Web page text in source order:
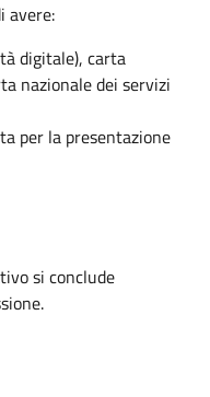
avere:
digitale), carta
nazionale dei servizi
per la presentazione
si conclude